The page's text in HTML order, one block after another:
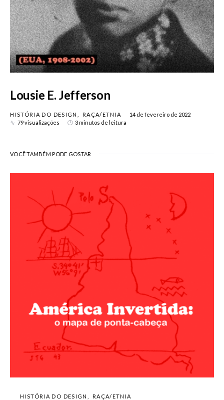
Lousie E. Jefferson
HISTÓRIA DO DESIGN RAÇA/ETNIA
14 de fevereiro de 2022
79 visualizações
3 minutos de leitura
VOCÊ TAMBÉM PODE GOSTAR
HISTÓRIA DO DESIGN RAÇA/ETNIA